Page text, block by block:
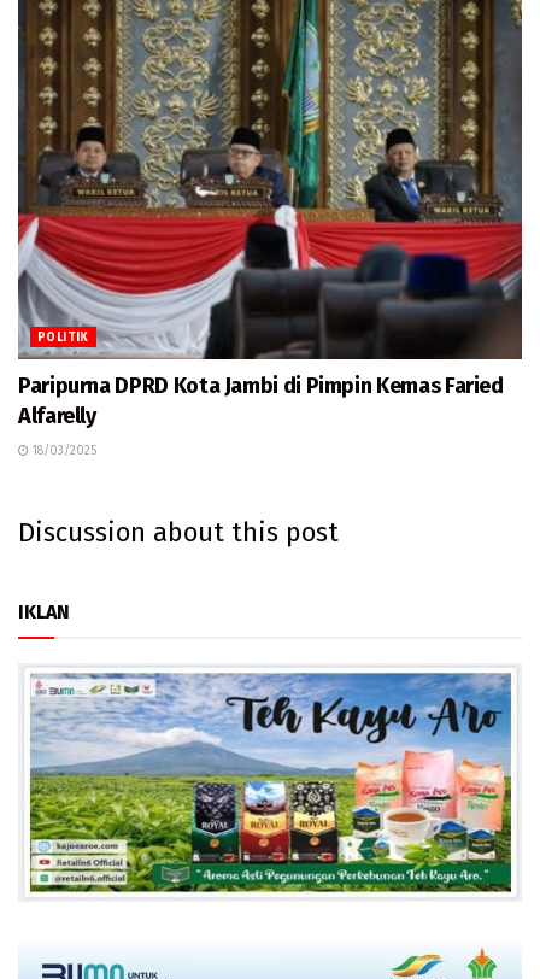
POLITIK
Paripurna DPRD Kota Jambi di Pimpin Kemas Faried
Alfarelly
18/03/2025
Discussion about this post
IKLAN